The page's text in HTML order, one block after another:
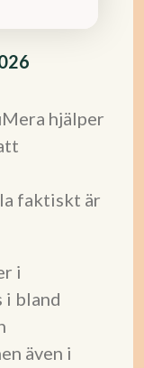
hjälper
faktiskt är
i
bland
även i